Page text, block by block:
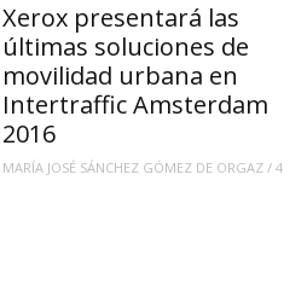
Xerox presentará las
últimas soluciones de
movilidad urbana en
Intertraffic Amsterdam
2016
MARÍA JOSÉ SÁNCHEZ GÓMEZ DE ORGAZ /4